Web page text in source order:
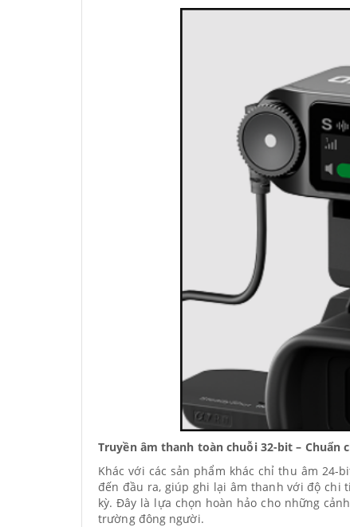
Truyền âm thanh toàn chuỗi 32-bit – Chuẩn
Khác với các sản phẩm khác chỉ thu âm 24-
đến đầu ra, giúp ghi lại âm thanh với độ chi
kỳ. Đây là lựa chọn hoàn hảo cho những
trường đông người.